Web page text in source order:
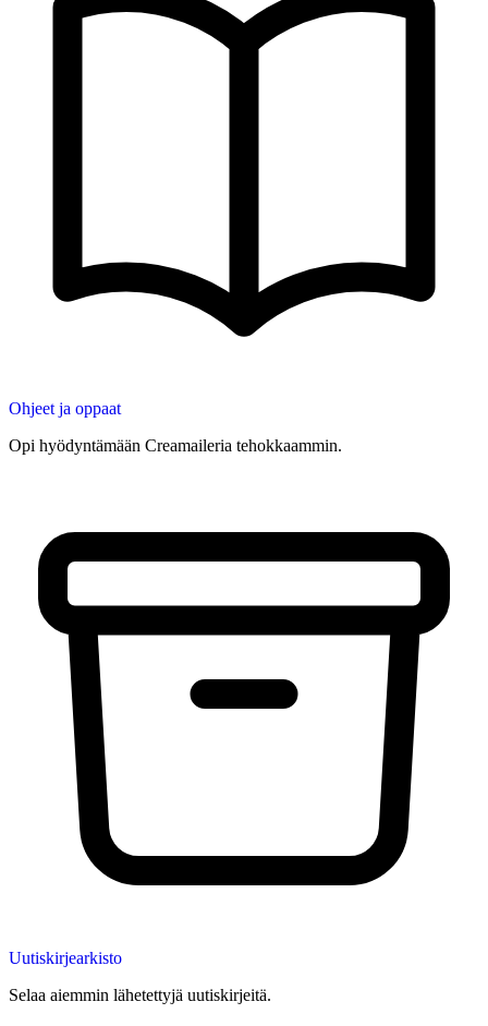
Ohjeet ja oppaat
Opi hyödyntämään Creamaileria tehokkaammin.
Uutiskirjearkisto
Selaa aiemmin lähetettyjä uutiskirjeitä.